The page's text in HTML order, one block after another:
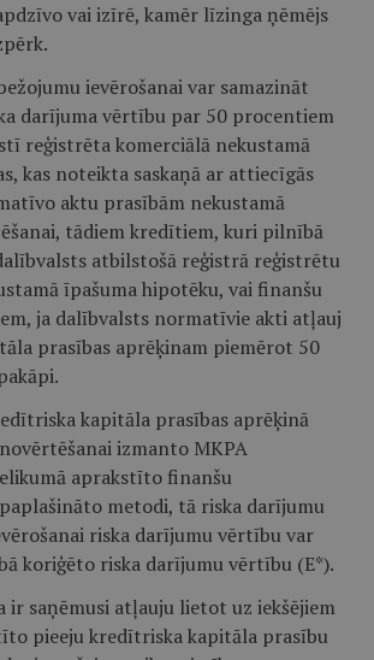
vai izīrē, kamēr līzinga ņēmējs
ievērošanai var samazināt
darījuma vērtību par 50 procentiem
reģistrēta komerciālā nekustamā
kas noteikta saskaņā ar attiecīgās
aktu prasībām nekustamā
tādiem kredītiem, kuri pilnībā
atbilstošā reģistrā reģistrētu
īpašuma hipotēku, vai finanšu
ja dalībvalsts normatīvie akti atļauj
prasības aprēķinam piemērot 50
kapitāla prasības aprēķinā
izmanto MKPA
aprakstīto finanšu
metodi, tā riska darījumu
riska darījumu vērtību var
koriģēto riska darījumu vērtību (E*).
ir saņēmusi atļauju lietot uz iekšējiem
pieeju kredītriska kapitāla prasību